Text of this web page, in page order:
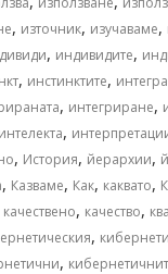
, източник, изучаваме,
, индивидите,
, инстинктите,
, интегриране,
интелекта,
, История, йерархии,
, Казваме, Как, каквато,
качествено, качество,
,
,